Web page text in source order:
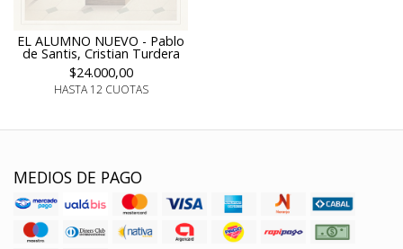
EL ALUMNO NUEVO - Pablo
de Santis, Cristian Turdera
$24.000,00
HASTA 12 CUOTAS
MEDIOS DE PAGO